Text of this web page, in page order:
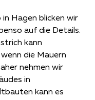
Hagen blicken wir
auf die Details.
kann
die Mauern
nehmen wir
in
kann es